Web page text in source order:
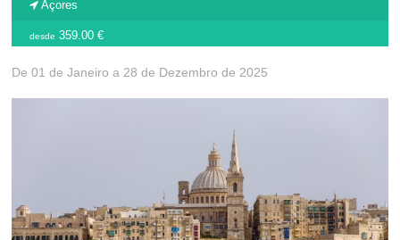
Açores
desde 359.00 €
De 01 de Janeiro a 28 de Dezembro de 2025